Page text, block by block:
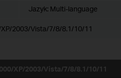
Jazyk: Multi-language
2003/Vista/7/8/8.1/10/11
XP/2003/Vista/7/8/8.1/10/11